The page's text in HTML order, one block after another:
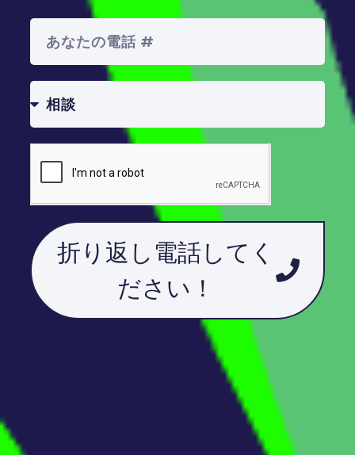
折り返し電話してく
ださい！